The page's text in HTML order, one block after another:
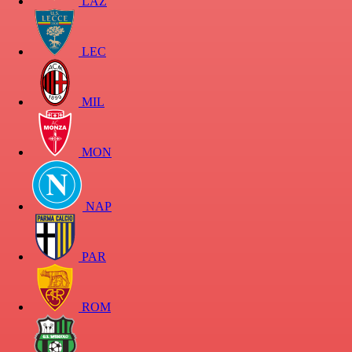
LEC
MIL
MON
NAP
PAR
ROM